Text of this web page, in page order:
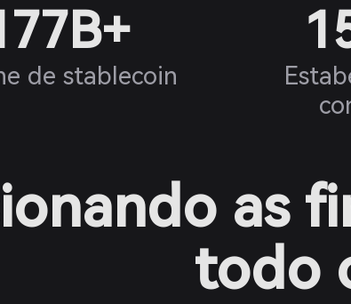
de stablecoin
as
todo